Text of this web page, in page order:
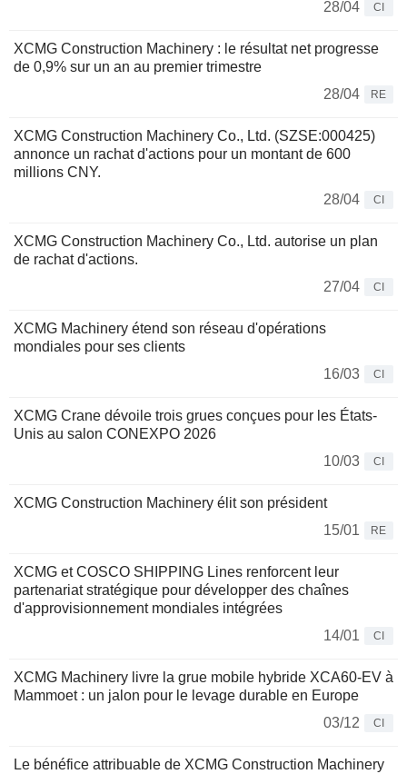
28/04 CI
XCMG Construction Machinery : le résultat net progresse
de 0,9% sur un an au premier trimestre
28/04
RE
XCMG Construction Machinery Co., Ltd. (SZSE:000425)
annonce un rachat d'actions pour un montant de 600
millions CNY.
28/04
CI
XCMG Construction Machinery Co., Ltd. autorise un plan
de rachat d'actions.
27/04
CI
XCMG Machinery étend son réseau d'opérations
mondiales pour ses clients
16/03
CI
XCMG Crane dévoile trois grues conçues pour les États-
Unis au salon CONEXPO 2026
10/03
CI
XCMG Construction Machinery élit son président
15/01
RE
XCMG et COSCO SHIPPING Lines renforcent leur
partenariat stratégique pour développer des chaînes
d'approvisionnement mondiales intégrées
14/01
CI
XCMG Machinery livre la grue mobile hybride XCA60-EV à
Mammoet : un jalon pour le levage durable en Europe
03/12
CI
Le bénéfice attribuable de XCMG Construction Machinery